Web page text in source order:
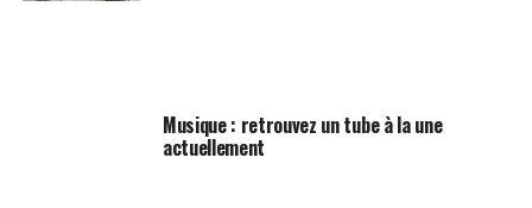
Musique : retrouvez un tube à la une
actuellement